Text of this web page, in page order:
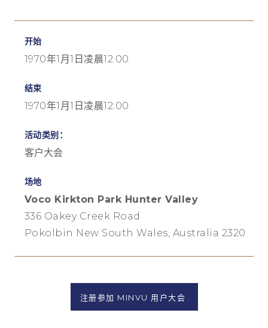
开始
1970年1月1日凌晨12:00
结束
1970年1月1日凌晨12:00
活动类别：
客户大会
场地
Voco Kirkton Park Hunter Valley
336 Oakey Creek Road
Pokolbin New South Wales, Australia 2320
注册参加 MINVU 用户大会